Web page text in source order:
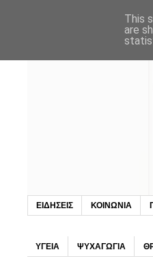
ΕΙΔΗΣΕΙΣ ΚΟΙΝΩΝΙΑ
ΥΓΕΙΑ ΨΥΧΑΓΩΓΙΑ
This
are